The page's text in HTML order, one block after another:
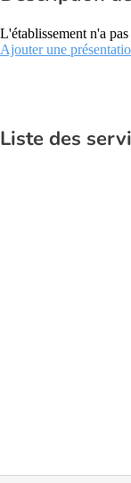
L'établissement n'a
Ajouter une
Liste des